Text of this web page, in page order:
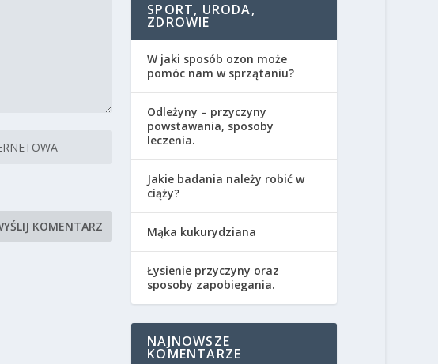
SPORT, URODA,
ZDROWIE
W jaki sposób ozon może
pomóc nam w sprzątaniu?
Odleżyny – przyczyny
powstawania, sposoby
leczenia.
Jakie badania należy robić w
ciąży?
Mąka kukurydziana
Łysienie przyczyny oraz
sposoby zapobiegania.
NAJNOWSZE
KOMENTARZE